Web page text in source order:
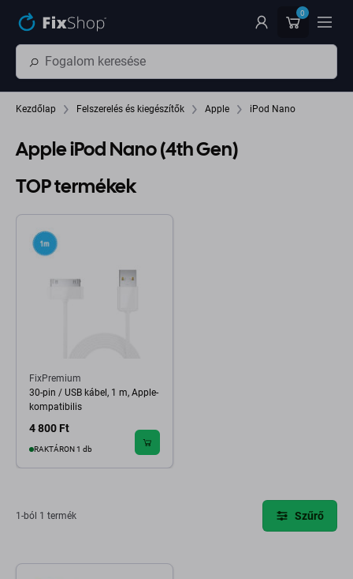
0
Kezdőlap Felszerelés és kiegészítők Apple iPod Nano
Apple iPod Nano (4th Gen)
TOP termékek
FixPremium
30-pin / USB kábel, 1 m, Apple-
kompatibilis
4 800 Ft
RAKTÁRON 1 db
1-ból 1 termék Szűrő